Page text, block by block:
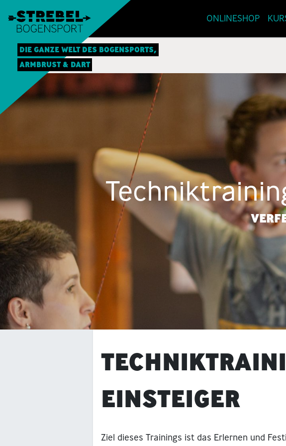
DIE GANZE WELT DES BOGENSPORTS,
ARMBRUST & DART
ONLINESHOP
EINSTEIGER
Ziel dieses Trainings ist das Erlernen und